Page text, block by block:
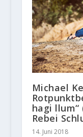
Michael
hagi
Rebei
14. Juni 2018